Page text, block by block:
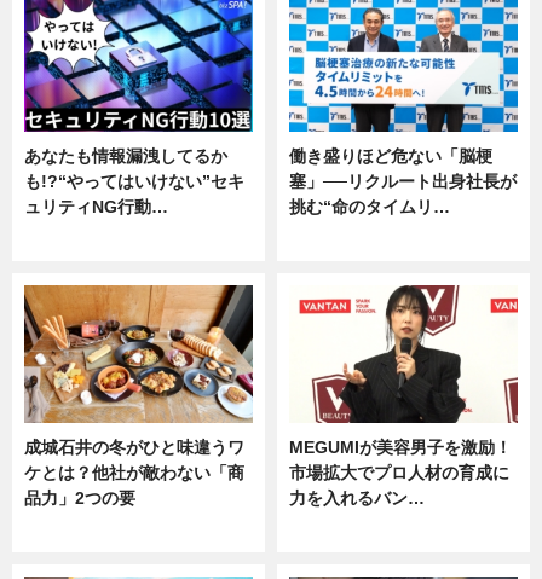
あなたも情報漏洩してるか
も!?“やってはいけない”セキ
ュリティNG行動…
働き盛りほど危ない「脳梗
塞」──リクルート出身社長が
挑む“命のタイムリ…
成城石井の冬がひと味違うワ
ケとは？他社が敵わない「商
品力」2つの要
MEGUMIが美容男子を激励！
市場拡大でプロ人材の育成に
力を入れるバン…